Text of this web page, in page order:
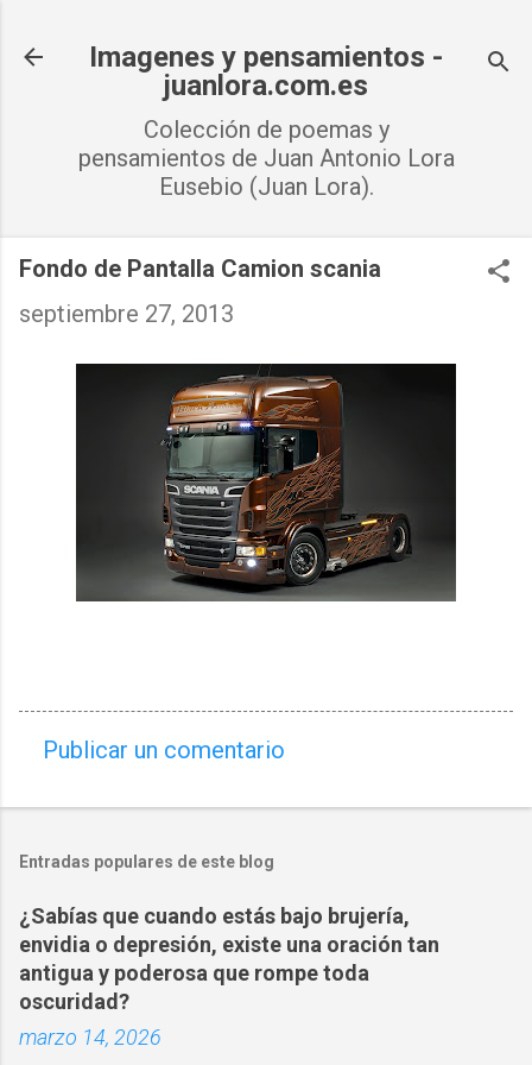
Imagenes y pensamientos -
juanlora.com.es
Colección de poemas y
pensamientos de Juan Antonio Lora
Eusebio (Juan Lora).
Fondo de Pantalla Camion scania
septiembre 27, 2013
o
e
n
t
a
r
i
Publicar un comentario
Entradas populares de este blog
¿Sabías que cuando estás bajo brujería,
envidia o depresión, existe una oración tan
antigua y poderosa que rompe toda
oscuridad?
marzo 14, 2026